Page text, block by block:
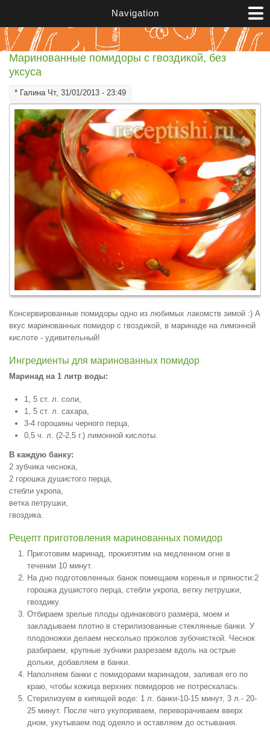
Navigation
Маринованные помидоры с гвоздикой, без
уксуса
* ГалинаЧт, 31/01/2013 - 23:49
Консервированные помидоры одно из любимых лакомств зимой :) А
вкус маринованных помидор с гвоздикой, в маринаде на лимонной
кислоте - удивительный!
Ингредиенты для маринованных помидор
Маринад на 1 литр воды:
1, 5 ст. л. соли,
1, 5 ст. л. сахара,
3-4 горошины черного перца,
0,5 ч. л. (2-2,5 г.) лимонной кислоты.
В каждую банку:
2 зубчика чеснока,
2 горошка душистого перца,
стебли укропа,
ветка петрушки,
гвоздика.
Рецепт приготовления маринованных помидор
Приготовим маринад, прокипятим на медленном огне в
течении 10 минут.
На дно подготовленных банок помещаем коренья и пряности:2
горошка душистого перца, стебли укропа, ветку петрушки,
гвоздику.
Отбираем зрелые плоды одинакового размера, моем и
закладываем плотно в стерилизованные стеклянные банки. У
плодоножки делаем несколько проколов зубочисткой. Чеснок
разбираем, крупные зубчики разрезаем вдоль на острые
дольки, добавляем в банки.
Наполняем банки с помидорами маринадом, заливая его по
краю, чтобы кожица верхних помидоров не потрескалась.
Стерилизуем в кипящей воде: 1 л. банки-10-15 минут, 3 л.- 20-
25 минут. После чего укупориваем, переворачиваем вверх
дном, укутываем под одеяло и оставляем до остывания.